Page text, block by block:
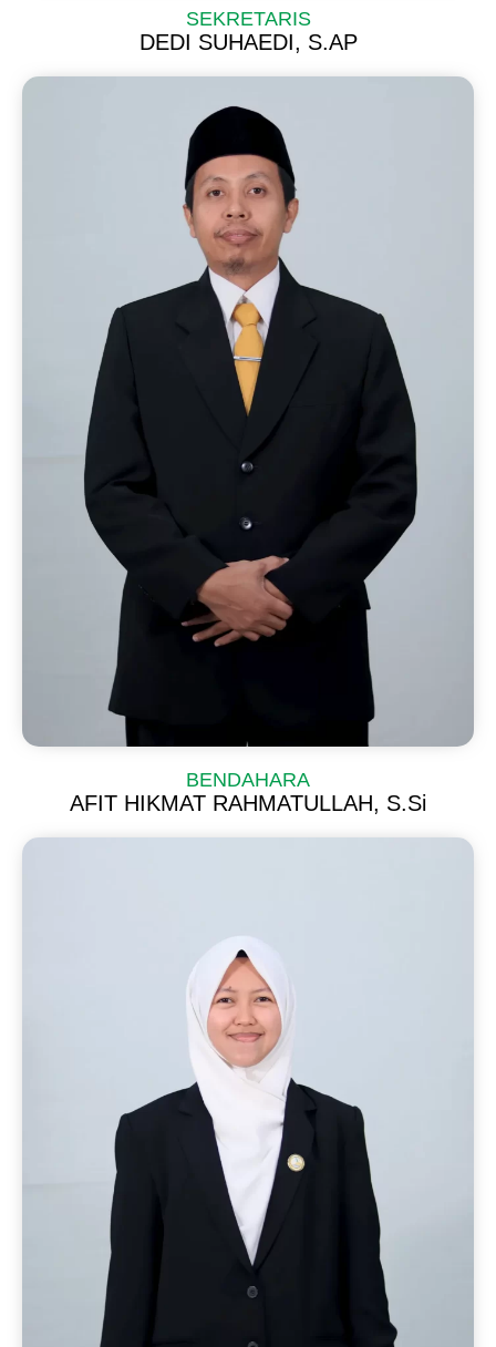
SEKRETARIS
DEDI SUHAEDI, S.AP
BENDAHARA
AFIT HIKMAT RAHMATULLAH, S.Si